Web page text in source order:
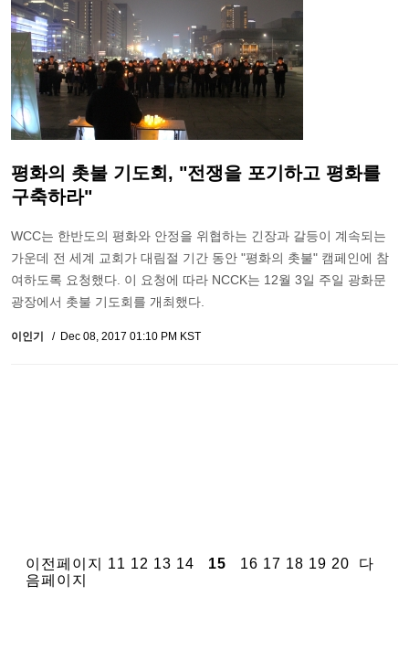
평화의 촛불 기도회, "전쟁을 포기하고 평화를
구축하라"
WCC는 한반도의 평화와 안정을 위협하는 긴장과 갈등이 계속되는
가운데 전 세계 교회가 대림절 기간 동안 "평화의 촛불" 캠페인에 참
여하도록 요청했다. 이 요청에 따라 NCCK는 12월 3일 주일 광화문
광장에서 촛불 기도회를 개최했다.
이인기 Dec 08, 2017 01:10 PM KST
이전페이지 11 12 13 14 15 16 17 18 19 20
다
음페이지